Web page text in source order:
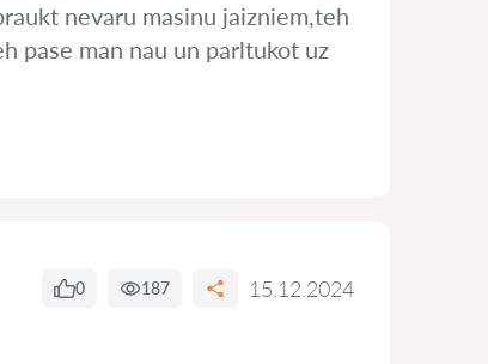
nevaru masinu jaizniem,teh
pase man nau un parltukot uz
0 187 15.12.2024